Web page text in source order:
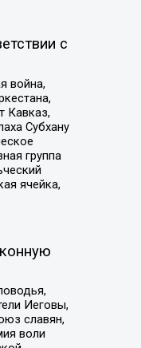
с
война,
Кавказ,
Субхану
группа
ячейка,
Иеговы,
славян,
воли